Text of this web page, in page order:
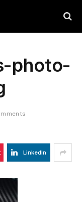
photo-
LinkedIn